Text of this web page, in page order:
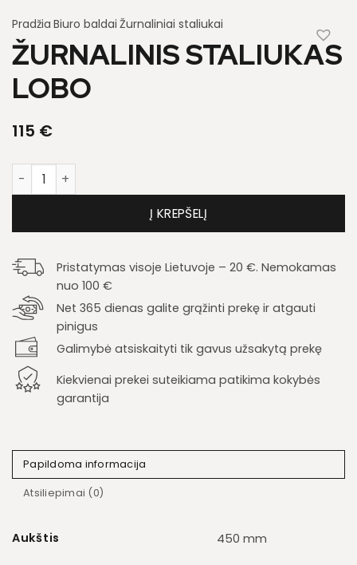
Pradžia Biuro baldai Žurnaliniai staliukai
ŽURNALINIS STALIUKAS
LOBO
115 €
produkto kiekis: Žurnalinis staliukas Lobo
Į KREPŠELĮ
Pristatymas visoje Lietuvoje – 20 €. Nemokamas
nuo 100 €
Net 365 dienas galite grąžinti prekę ir atgauti
pinigus
Galimybė atsiskaityti tik gavus užsakytą prekę
Kiekvienai prekei suteikiama patikima kokybės
garantija
Papildoma informacija
Atsiliepimai (0)
Aukštis 450 mm